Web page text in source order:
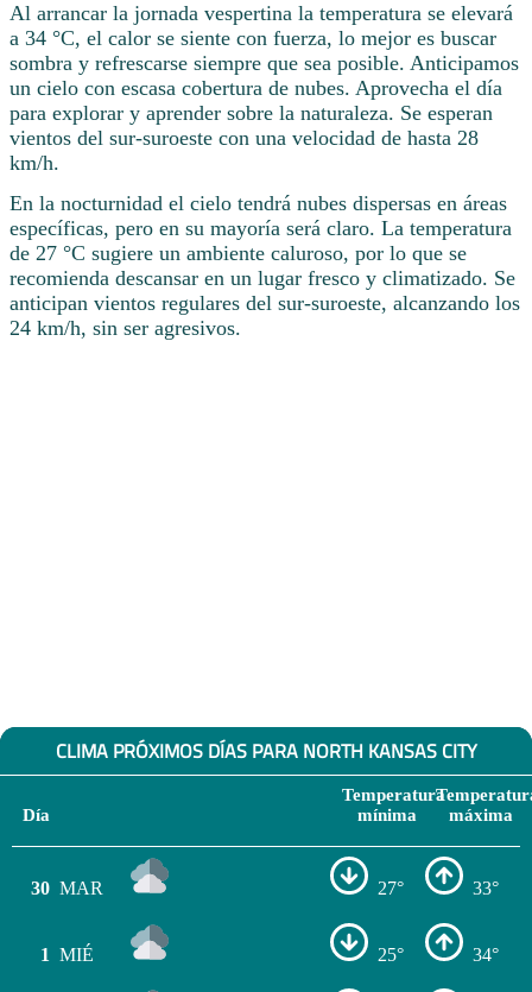
Al arrancar la jornada vespertina la temperatura se elevará
a 34 °C, el calor se siente con fuerza, lo mejor es buscar
sombra y refrescarse siempre que sea posible. Anticipamos
un cielo con escasa cobertura de nubes. Aprovecha el día
para explorar y aprender sobre la naturaleza. Se esperan
vientos del sur-suroeste con una velocidad de hasta 28
km/h.
En la nocturnidad el cielo tendrá nubes dispersas en áreas
específicas, pero en su mayoría será claro. La temperatura
de 27 °C sugiere un ambiente caluroso, por lo que se
recomienda descansar en un lugar fresco y climatizado. Se
anticipan vientos regulares del sur-suroeste, alcanzando los
24 km/h, sin ser agresivos.
CLIMA PRÓXIMOS DÍAS PARA NORTH KANSAS CITY
Día
Temperatura
mínima
máxima
30 MAR 27° 33°
1 MIÉ 25° 34°